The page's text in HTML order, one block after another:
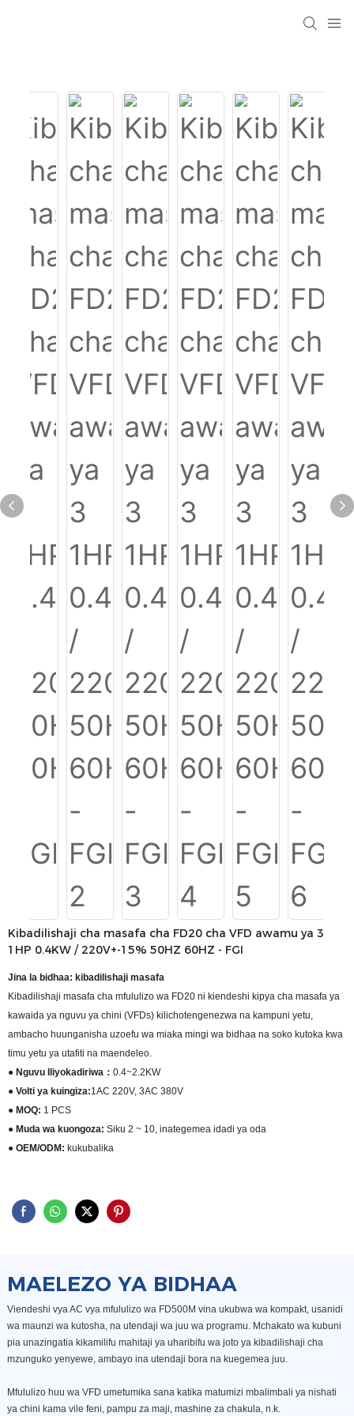
Kibadilishaji cha masafa cha FD20 cha VFD awamu ya 3
1HP 0.4KW / 220V+-15% 50HZ 60HZ - FGI
Jina la bidhaa: kibadilishaji masafa
Kibadilishaji masafa cha mfululizo wa FD20 ni kiendeshi kipya cha masafa ya
kawaida ya nguvu ya chini (VFDs) kilichotengenezwa na kampuni yetu,
ambacho huunganisha uzoefu wa miaka mingi wa bidhaa na soko kutoka kwa
timu yetu ya utafiti na maendeleo.
● Nguvu Iliyokadiriwa： 0.4~2.2KW
● Volti ya kuingiza:1AC 220V, 3AC 380V
● MOQ: 1 PCS
● Muda wa kuongoza: Siku 2 ~ 10, inategemea idadi ya oda
● OEM/ODM: kukubalika
MAELEZO YA BIDHAA
Viendeshi vya AC vya mfululizo wa FD500M vina ukubwa wa kompakt, usanidi
wa maunzi wa kutosha, na utendaji wa juu wa programu. Mchakato wa kubuni
pia unazingatia kikamilifu mahitaji ya uharibifu wa joto ya kibadilishaji cha
mzunguko yenyewe, ambayo ina utendaji bora na kuegemea juu.
Mfululizo huu wa VFD umetumika sana katika matumizi mbalimbali ya nishati
ya chini kama vile feni, pampu za maji, mashine za chakula, n.k.